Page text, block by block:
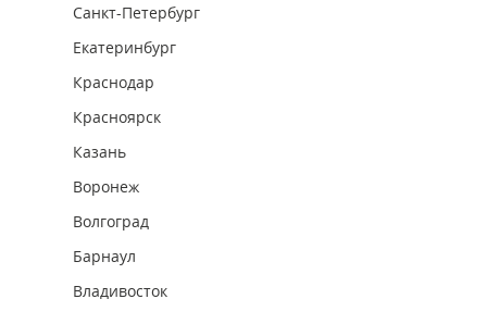
Санкт-Петербург
Екатеринбург
Краснодар
Красноярск
Казань
Воронеж
Волгоград
Барнаул
Владивосток